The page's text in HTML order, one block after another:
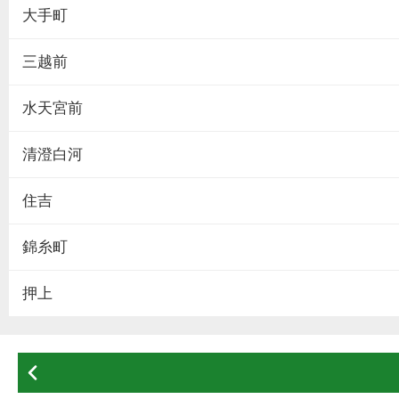
大手町
三越前
水天宮前
清澄白河
住吉
錦糸町
押上
